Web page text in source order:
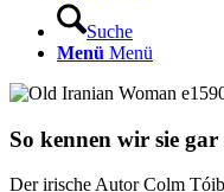
Suche
Menü Menü
So kennen wir sie
Der irische Autor Colm